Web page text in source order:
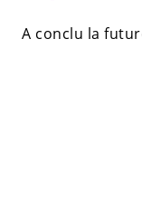
A conclu la